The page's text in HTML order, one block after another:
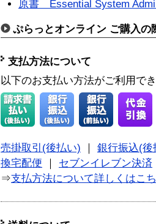
原書 Essential System
ぷらっとオンライン ご購入の
支払方法について
以下のお支払い方法がご利用で
売掛取引(後払い)
銀行振込(後
換宅配便
セブンイレブン決済
⇒支払方法について詳しくはこ